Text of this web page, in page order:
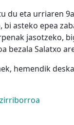
du eta urriaren
asteko epea
jasotzeko,
bezala Salatxo
hemendik
zirriborroa